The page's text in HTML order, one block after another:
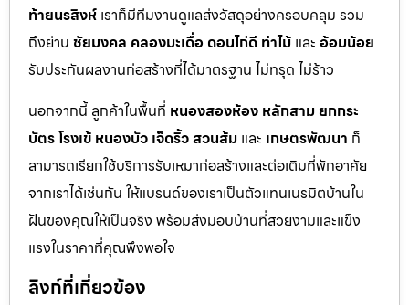
ท้ายนรสิงห์ เราก็มีทีมงานดูแลส่งวัสดุอย่างครอบคลุม รวม
ถึงย่าน ชัยมงคล คลองมะเดื่อ ดอนไก่ดี ท่าไม้ และ อ้อมน้อย
รับประกันผลงานก่อสร้างที่ได้มาตรฐาน ไม่ทรุด ไม่ร้าว
นอกจากนี้ ลูกค้าในพื้นที่ หนองสองห้อง หลักสามยกกระ
บัตรโรงเข้ หนองบัว เจ็ดริ้วสวนส้ม และ เกษตรพัฒนา ก็
สามารถเรียกใช้บริการรับเหมาก่อสร้างและต่อเติมที่พักอาศัย
จากเราได้เช่นกัน ให้แบรนด์ของเราเป็นตัวแทนเนรมิตบ้านใน
ฝันของคุณให้เป็นจริง พร้อมส่งมอบบ้านที่สวยงามและแข็ง
แรงในราคาที่คุณพึงพอใจ
ลิงก์ที่เกี่ยวข้อง